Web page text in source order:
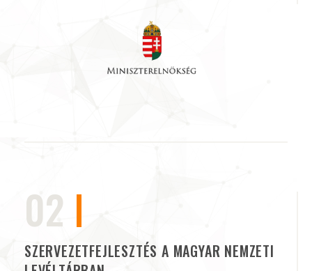
02
SZERVEZETFEJLESZTÉS A MAGYAR NEMZETI